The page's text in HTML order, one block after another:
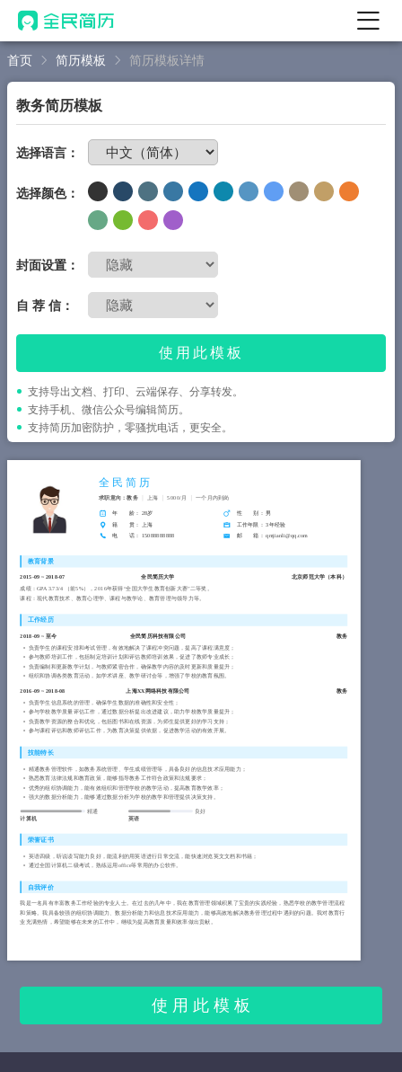
首页
AI 简历工具
AI 优化简历
AI 翻译简历
AI 诊断简历
AI 模拟面试
面试自我介绍
简历教程
登录 / 注册
首页 简历模板 简历模板详情
教务简历模板
选择语言：
选择颜色：
封面设置：
自 荐 信：
使用此模板
支持导出文档、打印、云端保存、分享转发。
支持手机、微信公众号编辑简历。
支持简历加密防护，零骚扰电话，更安全。
全民简历
求职意向：教务 上海 5000/月 一个月内到岗
年 龄： 28岁 性 别 ： 男
籍 贯： 上海 工作年限 ： 3年经验
电 话： 15088888888 邮 箱 ： qmjianli@qq.com
教育背景
2015-09 ~ 2018-07 全民简历大学 北京师范大学（本科）
成绩：GPA 3.73/4 （前5%），2016年获得“全国大学生教育创新大赛”二等奖。
课程：现代教育技术、教育心理学、课程与教学论、教育管理与领导力等。
工作经历
2018-09 ~ 至今 全民简历科技有限公司 教务
负责学生的课程安排和考试管理，有效地解决了课程冲突问题，提高了课程满意度；
参与教师培训工作，包括制定培训计划和评估教师培训效果，促进了教师专业成长；
负责编制和更新教学计划，与教师紧密合作，确保教学内容的及时更新和质量提升；
组织和协调各类教育活动，如学术讲座、教学研讨会等，增强了学校的教育氛围。
2016-09 ~ 2018-08 上海XX网络科技有限公司 教务
负责学生信息系统的管理，确保学生数据的准确性和安全性；
参与学校教学质量评估工作，通过数据分析提出改进建议，助力学校教学质量提升；
负责教学资源的整合和优化，包括图书和在线资源，为师生提供更好的学习支持；
参与课程评估和教师评估工作，为教育决策提供依据，促进教学活动的有效开展。
技能特长
精通教务管理软件，如教务系统管理、学生成绩管理等，具备良好的信息技术应用能力；
熟悉教育法律法规和教育政策，能够指导教务工作符合政策和法规要求；
优秀的组织协调能力，能有效组织和管理学校的教学活动，提高教育教学效率；
强大的数据分析能力，能够通过数据分析为学校的教学和管理提供决策支持。
计算机
精通
英语
良好
荣誉证书
英语四级，听说读写能力良好，能流利的用英语进行日常交流，能快速浏览英文文档和书籍；
通过全国计算机二级考试，熟练运用office等常用的办公软件。
自我评价
我是一名具有丰富教务工作经验的专业人士。在过去的几年中，我在教育管理领域积累了宝贵的实践经验，熟悉学校的教学管理流程
和策略。我具备较强的组织协调能力、数据分析能力和信息技术应用能力，能够高效地解决教务管理过程中遇到的问题。我对教育行
业充满热情，希望能够在未来的工作中，继续为提高教育质量和效率做出贡献。
使 用 此 模 板